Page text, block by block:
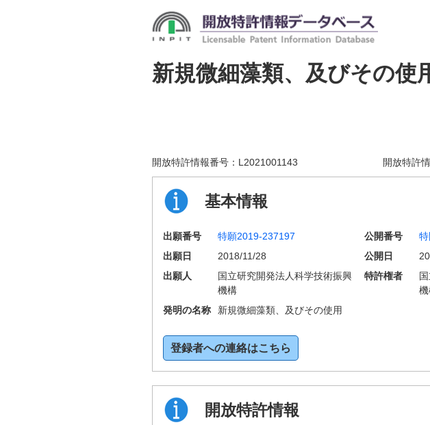
新規微細藻類、及びその使
開放特許情報番号： L2021001143 開放特許
基本情報
出願番号 特願2019-237197 公開番号
出願日
2018/11/28 公開日
出願人
国立研究開発法人科学技術振興
機構
特許権者
発明の名称 新規微細藻類、及びその使用
登録者への連絡はこちら
開放特許情報